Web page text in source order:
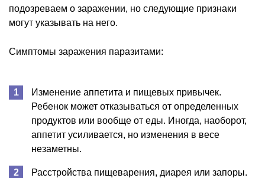
подозреваем о заражении, но следующие признаки
могут указывать на него.
Симптомы заражения паразитами:
Изменение аппетита и пищевых привычек.
Ребенок может отказываться от определенных
продуктов или вообще от еды. Иногда, наоборот,
аппетит усиливается, но изменения в весе
незаметны.
Расстройства пищеварения, диарея или запоры.